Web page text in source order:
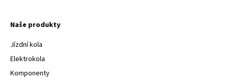
Naše produkty
Jízdní kola
Elektrokola
Komponenty